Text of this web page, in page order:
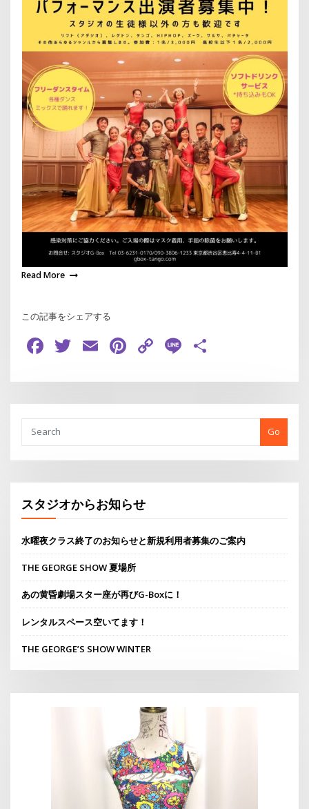
Read More
この記事をシェアする
Facebook
Twitter
EmailPinterest
Copy
Line
Go
スタジオからお知らせ
水曜夜クラス終了のお知らせと新規利用者募集のご案内
THE GEORGE SHOW 夏場所
あの黄昏劇場スター座が再びG-Boxに！
レンタルスペース空いてます！
THE GEORGE’S SHOW WINTER